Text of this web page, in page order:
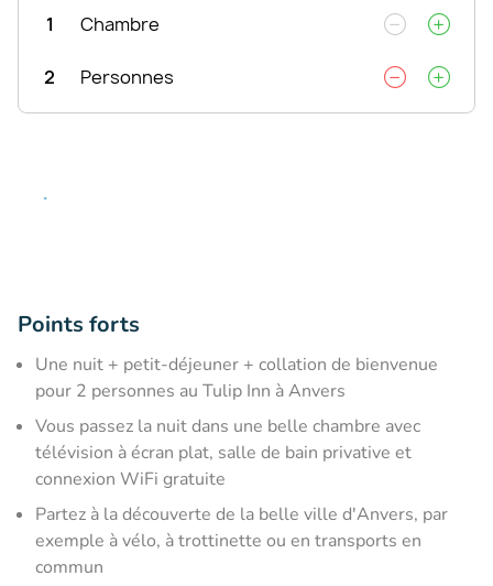
1 Chambre
2 Personnes
Points forts
Une nuit + petit-déjeuner + collation de bienvenue
pour 2 personnes au Tulip Inn à Anvers
Vous passez la nuit dans une belle chambre avec
télévision à écran plat, salle de bain privative et
connexion WiFi gratuite
Partez à la découverte de la belle ville d'Anvers, par
exemple à vélo, à trottinette ou en transports en
commun